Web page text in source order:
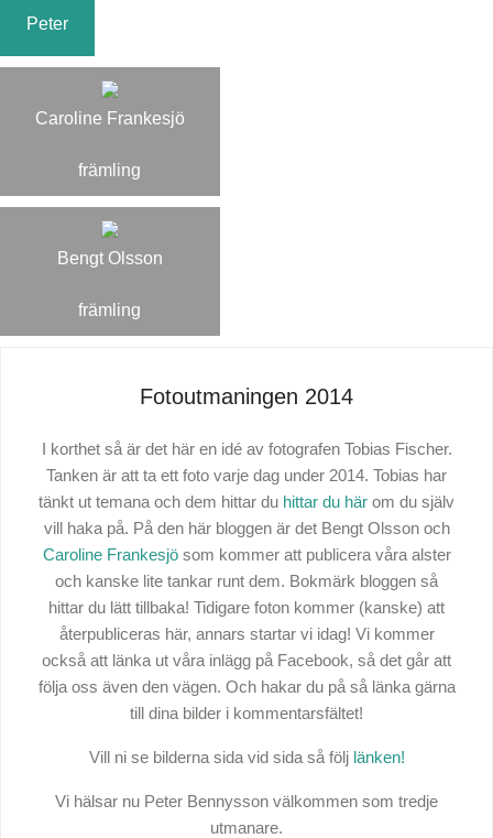
Peter
Caroline Frankesjö
främling
Bengt Olsson
främling
Fotoutmaningen 2014
I korthet så är det här en idé av fotografen Tobias Fischer.
Tanken är att ta ett foto varje dag under 2014. Tobias har
tänkt ut temana och dem hittar du hittar du här om du själv
vill haka på. På den här bloggen är det Bengt Olsson och
Caroline Frankesjösom kommer att publicera våra alster
och kanske lite tankar runt dem. Bokmärk bloggen så
hittar du lätt tillbaka! Tidigare foton kommer (kanske) att
återpubliceras här, annars startar vi idag! Vi kommer
också att länka ut våra inlägg på Facebook, så det går att
följa oss även den vägen. Och hakar du på så länka gärna
till dina bilder i kommentarsfältet!
Vill ni se bilderna sida vid sida så följ länken!
Vi hälsar nu Peter Bennysson välkommen som tredje
utmanare.